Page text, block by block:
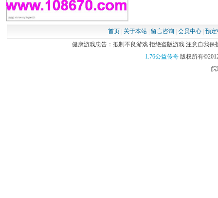
首页| 关于本站| 留言咨询 会员中心| 预
健康游戏忠告：抵制不良游戏 拒绝盗版游戏 注意自我保
1.76公益传奇版权所有
皖